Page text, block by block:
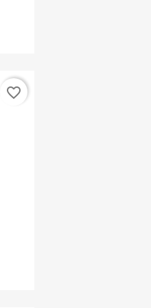
favorite_border